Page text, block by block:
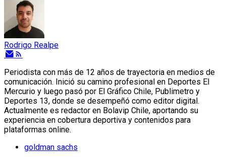
Rodrigo Realpe
Periodista con más de 12 años de trayectoria en medios de
comunicación. Inició su camino profesional en Deportes El
Mercurio y luego pasó por El Gráfico Chile, Publimetro y
Deportes 13, donde se desempeñó como editor digital.
Actualmente es redactor en Bolavip Chile, aportando su
experiencia en cobertura deportiva y contenidos para
plataformas online.
goldman sachs